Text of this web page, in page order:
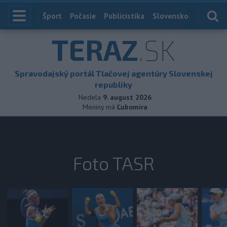
Index
Šport Počasie Publicistika Slovensko
TERAZ.SK
Spravodajský portál Tlačovej agentúry Slovenskej
republiky
Nedela 9. august 2026
Meniny má Ľubomíra
Foto TASR